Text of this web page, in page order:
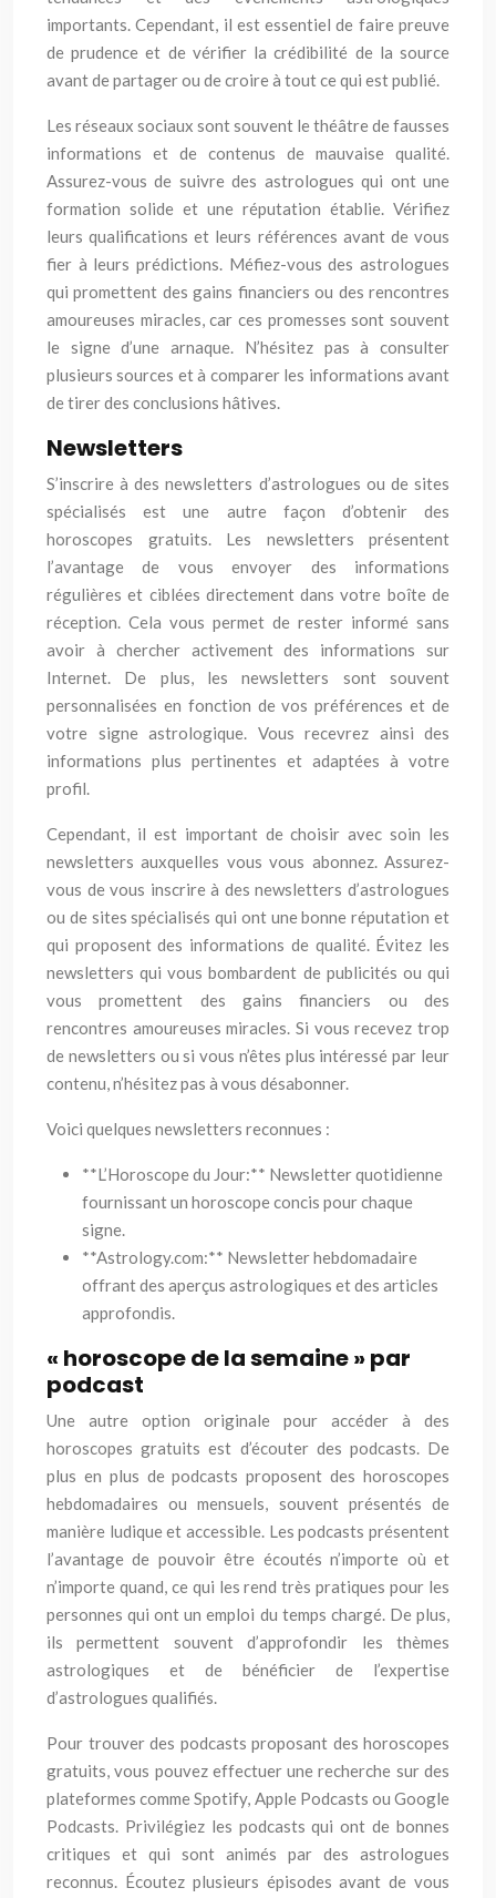
importants. Cependant, il est essentiel de faire preuve
de prudence et de vérifier la crédibilité de la source
avant de partager ou de croire à tout ce qui est publié.
Les réseaux sociaux sont souvent le théâtre de fausses
informations et de contenus de mauvaise qualité.
Assurez-vous de suivre des astrologues qui ont une
formation solide et une réputation établie. Vérifiez
leurs qualifications et leurs références avant de vous
fier à leurs prédictions. Méfiez-vous des astrologues
qui promettent des gains financiers ou des rencontres
amoureuses miracles, car ces promesses sont souvent
le signe d’une arnaque. N’hésitez pas à consulter
plusieurs sources et à comparer les informations avant
de tirer des conclusions hâtives.
Newsletters
S’inscrire à des newsletters d’astrologues ou de sites
spécialisés est une autre façon d’obtenir des
horoscopes gratuits. Les newsletters présentent
l’avantage de vous envoyer des informations
régulières et ciblées directement dans votre boîte de
réception. Cela vous permet de rester informé sans
avoir à chercher activement des informations sur
Internet. De plus, les newsletters sont souvent
personnalisées en fonction de vos préférences et de
votre signe astrologique. Vous recevrez ainsi des
informations plus pertinentes et adaptées à votre
profil.
Cependant, il est important de choisir avec soin les
newsletters auxquelles vous vous abonnez. Assurez-
vous de vous inscrire à des newsletters d’astrologues
ou de sites spécialisés qui ont une bonne réputation et
qui proposent des informations de qualité. Évitez les
newsletters qui vous bombardent de publicités ou qui
vous promettent des gains financiers ou des
rencontres amoureuses miracles. Si vous recevez trop
de newsletters ou si vous n’êtes plus intéressé par leur
contenu, n’hésitez pas à vous désabonner.
Voici quelques newsletters reconnues :
**L’Horoscope du Jour:** Newsletter quotidienne
fournissant un horoscope concis pour chaque
signe.
**Astrology.com:** Newsletter hebdomadaire
offrant des aperçus astrologiques et des articles
approfondis.
« horoscope de la semaine » par
podcast
Une autre option originale pour accéder à des
horoscopes gratuits est d’écouter des podcasts. De
plus en plus de podcasts proposent des horoscopes
hebdomadaires ou mensuels, souvent présentés de
manière ludique et accessible. Les podcasts présentent
l’avantage de pouvoir être écoutés n’importe où et
n’importe quand, ce qui les rend très pratiques pour les
personnes qui ont un emploi du temps chargé. De plus,
ils permettent souvent d’approfondir les thèmes
astrologiques et de bénéficier de l’expertise
d’astrologues qualifiés.
Pour trouver des podcasts proposant des horoscopes
gratuits, vous pouvez effectuer une recherche sur des
plateformes comme Spotify, Apple Podcasts ou Google
Podcasts. Privilégiez les podcasts qui ont de bonnes
critiques et qui sont animés par des astrologues
reconnus. Écoutez plusieurs épisodes avant de vous